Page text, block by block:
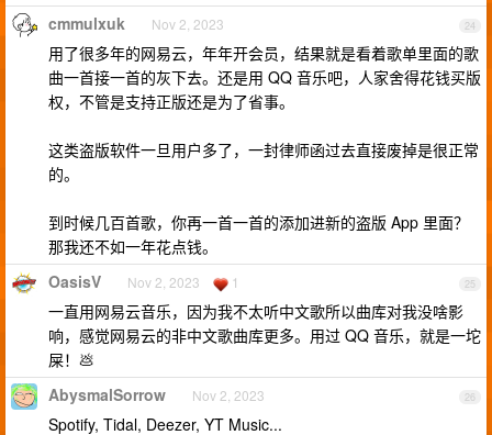
24
cmmulxuk Nov 2, 2023
用了很多年的网易云，年年开会员，结果就是看着歌单里面的歌
曲一首接一首的灰下去。还是用 QQ 音乐吧，人家舍得花钱买版
权，不管是支持正版还是为了省事。
这类盗版软件一旦用户多了，一封律师函过去直接废掉是很正常
的。
到时候几百首歌，你再一首一首的添加进新的盗版 App 里面？
那我还不如一年花点钱。
25
OasisV Nov 2, 2023 1
一直用网易云音乐，因为我不太听中文歌所以曲库对我没啥影
响，感觉网易云的非中文歌曲库更多。用过 QQ 音乐，就是一坨
屎！💩
26
AbysmalSorrow Nov 2, 2023
Spotify, Tidal, Deezer, YT Music...